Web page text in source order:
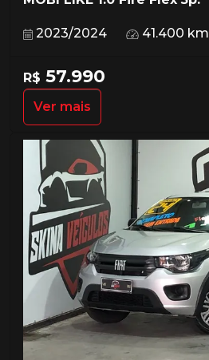
2023/2024 41.400 km
R$ 57.990
Ver mais